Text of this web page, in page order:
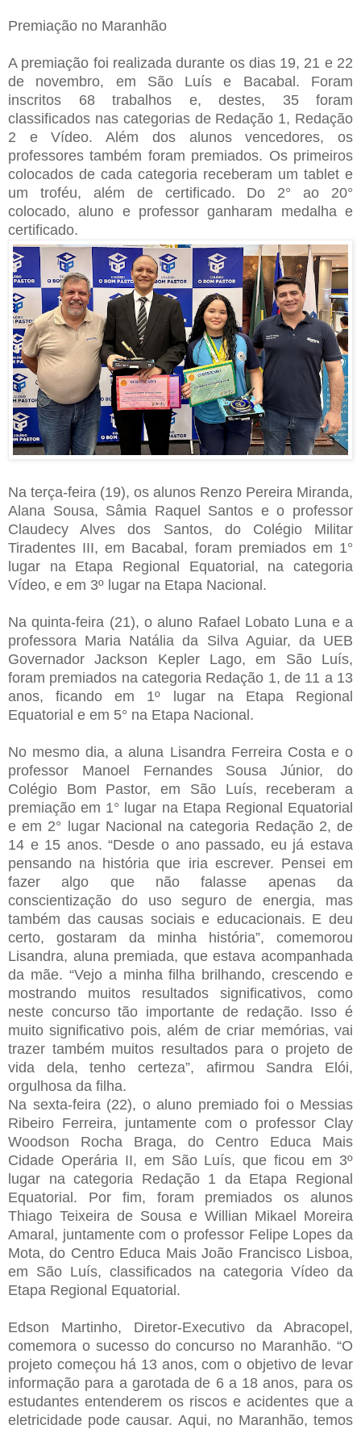
Premiação no Maranhão
A premiação foi realizada durante os dias 19, 21 e 22
de novembro, em São Luís e Bacabal. Foram
inscritos 68 trabalhos e, destes, 35 foram
classificados nas categorias de Redação 1, Redação
2 e Vídeo. Além dos alunos vencedores, os
professores também foram premiados. Os primeiros
colocados de cada categoria receberam um tablet e
um troféu, além de certificado. Do 2° ao 20°
colocado, aluno e professor ganharam medalha e
certificado.
Na terça-feira (19), os alunos Renzo Pereira Miranda,
Alana Sousa, Sâmia Raquel Santos e o professor
Claudecy Alves dos Santos, do Colégio Militar
Tiradentes III, em Bacabal, foram premiados em 1°
lugar na Etapa Regional Equatorial, na categoria
Vídeo, e em 3º lugar na Etapa Nacional.
Na quinta-feira (21), o aluno Rafael Lobato Luna e a
professora Maria Natália da Silva Aguiar, da UEB
Governador Jackson Kepler Lago, em São Luís,
foram premiados na categoria Redação 1, de 11 a 13
anos, ficando em 1º lugar na Etapa Regional
Equatorial e em 5° na Etapa Nacional.
No mesmo dia, a aluna Lisandra Ferreira Costa e o
professor Manoel Fernandes Sousa Júnior, do
Colégio Bom Pastor, em São Luís, receberam a
premiação em 1° lugar na Etapa Regional Equatorial
e em 2° lugar Nacional na categoria Redação 2, de
14 e 15 anos. “Desde o ano passado, eu já estava
pensando na história que iria escrever. Pensei em
fazer algo que não falasse apenas da
conscientização do uso seguro de energia, mas
também das causas sociais e educacionais. E deu
certo, gostaram da minha história”, comemorou
Lisandra, aluna premiada, que estava acompanhada
da mãe. “Vejo a minha filha brilhando, crescendo e
mostrando muitos resultados significativos, como
neste concurso tão importante de redação. Isso é
muito significativo pois, além de criar memórias, vai
trazer também muitos resultados para o projeto de
vida dela, tenho certeza”, afirmou Sandra Elói,
orgulhosa da filha.
Na sexta-feira (22), o aluno premiado foi o Messias
Ribeiro Ferreira, juntamente com o professor Clay
Woodson Rocha Braga, do Centro Educa Mais
Cidade Operária II, em São Luís, que ficou em 3º
lugar na categoria Redação 1 da Etapa Regional
Equatorial. Por fim, foram premiados os alunos
Thiago Teixeira de Sousa e Willian Mikael Moreira
Amaral, juntamente com o professor Felipe Lopes da
Mota, do Centro Educa Mais João Francisco Lisboa,
em São Luís, classificados na categoria Vídeo da
Etapa Regional Equatorial.
Edson Martinho, Diretor-Executivo da Abracopel,
comemora o sucesso do concurso no Maranhão. “O
projeto começou há 13 anos, com o objetivo de levar
informação para a garotada de 6 a 18 anos, para os
estudantes entenderem os riscos e acidentes que a
eletricidade pode causar. Aqui, no Maranhão, temos